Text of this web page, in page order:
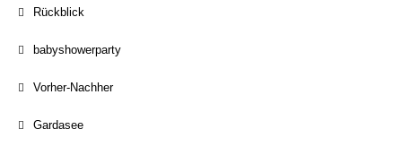
Rückblick
babyshowerparty
Vorher-Nachher
Gardasee